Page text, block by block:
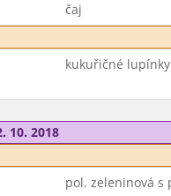
čaj
kukuřičné
10. 2018
pol. zeleninová s